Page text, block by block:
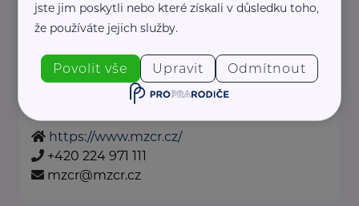
+420 777 692 914
office@loono.cz
Ministerstvo zdravotnictví ČR
https://www.mzcr.cz/
+420 224 971 111
mzcr@mzcr.cz
jste jim poskytli nebo které získali v důsledku toho,
že používáte jejich služby.
Povolit vše Upravit Odmítnout